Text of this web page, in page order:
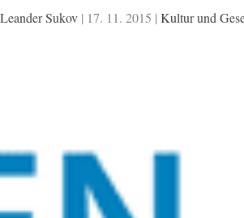
Leander Sukov | 17. 11. 2015 |Kultur und